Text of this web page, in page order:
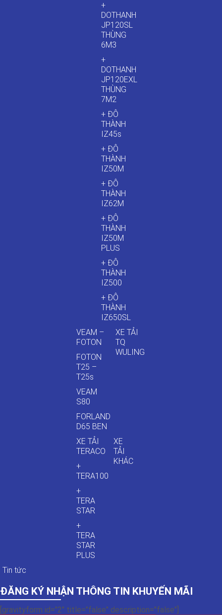
+
DOTHANH
JP120SL
THÙNG
6M3
+
DOTHANH
JP120EXL
THÙNG
7M2
+ ĐÔ
THÀNH
IZ45s
+ ĐÔ
THÀNH
IZ50M
+ ĐÔ
THÀNH
IZ62M
+ ĐÔ
THÀNH
IZ50M
PLUS
+ ĐÔ
THÀNH
IZ500
+ ĐÔ
THÀNH
IZ650SL
VEAM –
FOTON
FOTON
T25 –
T25s
VEAM
S80
FORLAND
D65 BEN
XE TẢI
TQ
WULING
XE TẢI
TERACO
+
TERA100
+
TERA
STAR
+
TERA
STAR
PLUS
XE
TẢI
KHÁC
Tin tức
ĐĂNG KÝ NHẬN THÔNG TIN KHUYẾN MÃI
[gravityform id="2" title="false" description="false"]